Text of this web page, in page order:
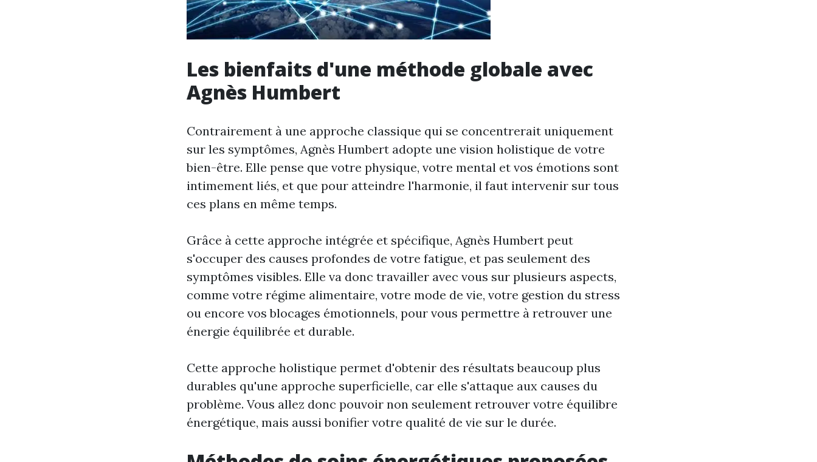
Les bienfaits d'une méthode globale avec
Agnès Humbert
Contrairement à une approche classique qui se concentrerait uniquement
sur les symptômes, Agnès Humbert adopte une vision holistique de votre
bien-être. Elle pense que votre physique, votre mental et vos émotions sont
intimement liés, et que pour atteindre l'harmonie, il faut intervenir sur tous
ces plans en même temps.
Grâce à cette approche intégrée et spécifique, Agnès Humbert peut
s'occuper des causes profondes de votre fatigue, et pas seulement des
symptômes visibles. Elle va donc travailler avec vous sur plusieurs aspects,
comme votre régime alimentaire, votre mode de vie, votre gestion du stress
ou encore vos blocages émotionnels, pour vous permettre à retrouver une
énergie équilibrée et durable.
Cette approche holistique permet d'obtenir des résultats beaucoup plus
durables qu'une approche superficielle, car elle s'attaque aux causes du
problème. Vous allez donc pouvoir non seulement retrouver votre équilibre
énergétique, mais aussi bonifier votre qualité de vie sur le durée.